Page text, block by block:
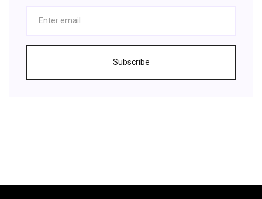
Subscribe